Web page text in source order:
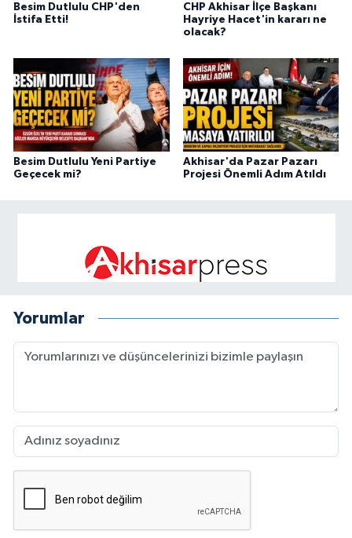
Besim Dutlulu CHP'den
İstifa Etti!
CHP Akhisar İlçe Başkanı
Hayriye Hacet'in kararı ne
olacak?
Besim Dutlulu Yeni Partiye
Geçecek mi?
Akhisar'da Pazar Pazarı
Projesi Önemli Adım Atıldı
Yorumlar